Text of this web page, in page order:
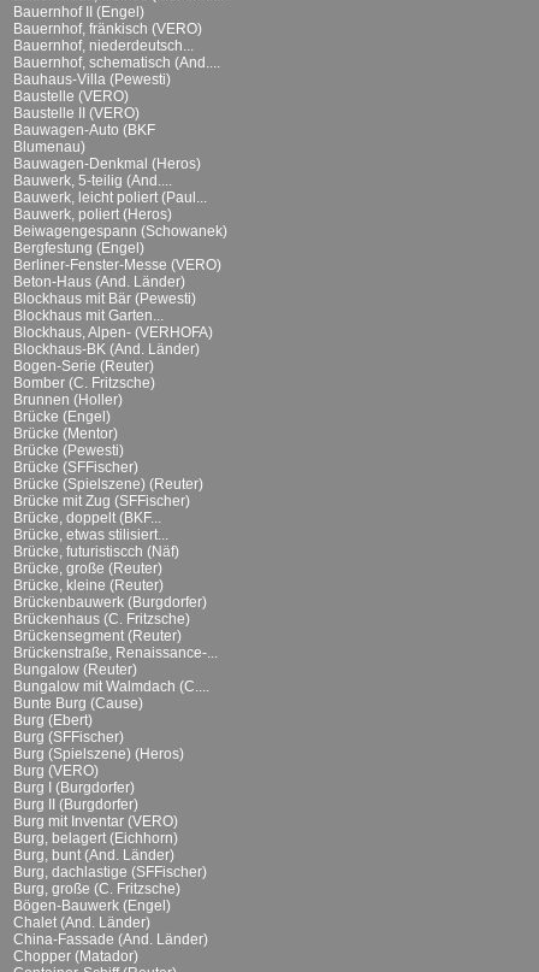
Bauernhof II (Engel)
Bauernhof, fränkisch (VERO)
Bauernhof, niederdeutsch...
Bauernhof, schematisch (And....
Bauhaus-Villa (Pewesti)
Baustelle (VERO)
Baustelle II (VERO)
Bauwagen-Auto (BKF
Blumenau)
Bauwagen-Denkmal (Heros)
Bauwerk, 5-teilig (And....
Bauwerk, leicht poliert (Paul...
Bauwerk, poliert (Heros)
Beiwagengespann (Schowanek)
Bergfestung (Engel)
Berliner-Fenster-Messe (VERO)
Beton-Haus (And. Länder)
Blockhaus mit Bär (Pewesti)
Blockhaus mit Garten...
Blockhaus, Alpen- (VERHOFA)
Blockhaus-BK (And. Länder)
Bogen-Serie (Reuter)
Bomber (C. Fritzsche)
Brunnen (Holler)
Brücke (Engel)
Brücke (Mentor)
Brücke (Pewesti)
Brücke (SFFischer)
Brücke (Spielszene) (Reuter)
Brücke mit Zug (SFFischer)
Brücke, doppelt (BKF...
Brücke, etwas stilisiert...
Brücke, futuristiscch (Näf)
Brücke, große (Reuter)
Brücke, kleine (Reuter)
Brückenbauwerk (Burgdorfer)
Brückenhaus (C. Fritzsche)
Brückensegment (Reuter)
Brückenstraße, Renaissance-...
Bungalow (Reuter)
Bungalow mit Walmdach (C....
Bunte Burg (Cause)
Burg (Ebert)
Burg (SFFischer)
Burg (Spielszene) (Heros)
Burg (VERO)
Burg I (Burgdorfer)
Burg II (Burgdorfer)
Burg mit Inventar (VERO)
Burg, belagert (Eichhorn)
Burg, bunt (And. Länder)
Burg, dachlastige (SFFischer)
Burg, große (C. Fritzsche)
Bögen-Bauwerk (Engel)
Chalet (And. Länder)
China-Fassade (And. Länder)
Chopper (Matador)